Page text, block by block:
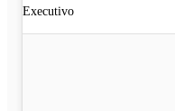
Executivo